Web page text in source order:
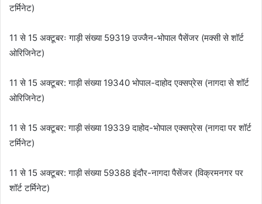
टर्मिनेट)
11 से 15 अक्टूबरः गाड़ी संख्या 59319 उज्जैन-भोपाल पैसेंजर (मक्सी से शॉर्ट
ओरिजिनेट)
11 से 15 अक्टूबर: गाड़ी संख्या 19340 भोपाल-दाहोद एक्सप्रेस (नागदा से शॉर्ट
ओरिजिनेट)
11 से 15 अक्टूबर: गाड़ी संख्या 19339 दाहोद-भोपाल एक्सप्रेस (नागदा पर शॉर्ट
टर्मिनेट)
11 से 15 अक्टूबर: गाड़ी संख्या 59388 इंदौर-नागदा पैसेंजर (विक्रमनगर पर
शॉर्ट टर्मिनेट)